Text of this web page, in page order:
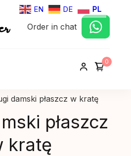
EN DE PL
damska
Order in chat
0
damski płaszcz w kratę
płaszcz
kratę